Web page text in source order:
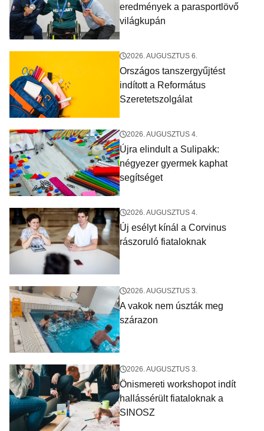
eredmények a parasportlövő
világkupán
2026. AUGUSZTUS 6.
Országos tanszergyűjtést
indított a Református
Szeretetszolgálat
2026. AUGUSZTUS 4.
Újra elindult a Sulipakk:
négyezer gyermek kaphat
segítséget
2026. AUGUSZTUS 4.
Új esélyt kínál a Corvinus
rászoruló fiataloknak
2026. AUGUSZTUS 3.
A vakok nem úszták meg
szárazon
2026. AUGUSZTUS 3.
Önismereti workshopot indít
hallássérült fiataloknak a
SINOSZ